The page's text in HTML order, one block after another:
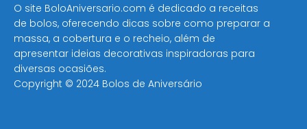
O site BoloAniversario.com é dedicado a receitas
de bolos, oferecendo dicas sobre como preparar a
massa, a cobertura e o recheio, além de
apresentar ideias decorativas inspiradoras para
diversas ocasiões​.
Copyright © 2024 Bolos de Aniversário